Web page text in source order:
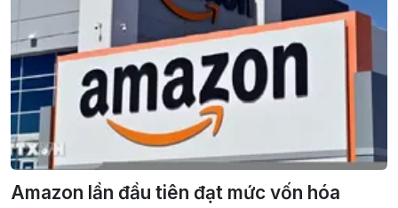
Amazon lần đầu tiên đạt mức vốn hóa